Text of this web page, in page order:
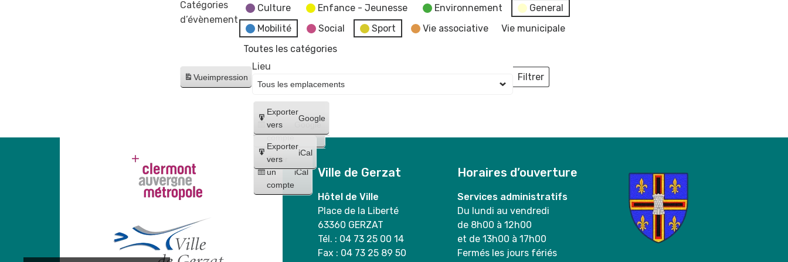
France
Services
Catégories
d’évènement
Culture Enfance - Jeunesse Environnement
General
Mobilité
Social Sport Vie associative
Vie municipale
Toutes les catégories
Vueimpression
Créer
un
compte
Google
Créer
un
compte
iCal
Exporter
vers
Google
Exporter
vers
iCal
Lieu
Filtrer
Lieux
Ville de Gerzat
Hôtel de Ville
Place de la Liberté
63360 GERZAT
Tél. : 04 73 25 00 14
Fax : 04 73 25 89 50
Horaires d’ouverture
Services administratifs
Du lundi au vendredi
de 8h00 à 12h00
et de 13h00 à 17h00
Fermés les jours fériés